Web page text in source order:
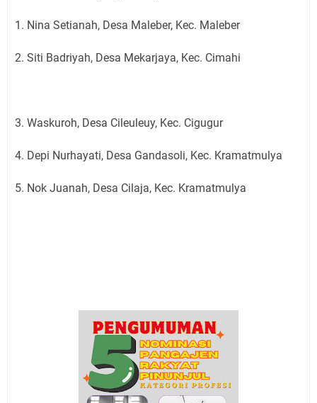
1. Nina Setianah, Desa Maleber, Kec. Maleber
2. Siti Badriyah, Desa Mekarjaya, Kec. Cimahi
3. Waskuroh, Desa Cileuleuy, Kec. Cigugur
4. Depi Nurhayati, Desa Gandasoli, Kec. Kramatmulya
5. Nok Juanah, Desa Cilaja, Kec. Kramatmulya